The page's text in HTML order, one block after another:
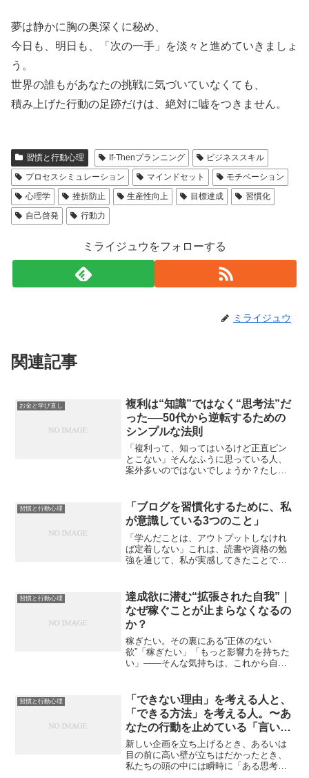
夢は静かに胸の奥深くに秘め、
今日も、明日も、「次の一手」を淡々と進めていきましょ
う。
世界の誰もがあなたの挑戦に気づいていなくても、
積み上げた行動の足跡だけは、絶対に嘘をつきません。
習慣と行動心理 If-Thenプランニング
ビジネススキル
プロセスシミュレーション
マインドセット
モチベーション
心理学
挫折防止 生産性向上 目標達成
習慣化
自己啓発
行動力
ミライジュウをフォローする
ミライジュウ
関連記事
お金と学び直し
複利は“知識”ではなく“思考法”だ
った──50代から逆転するための
シンプルな法則
「複利って、知ってはいるけど正直ピン
とこない」そんなふうに思っている人、
案外多いのではないでしょうか？たしか
教科書で見たことがある、あるいは聞い
たことがある、という人も...
習慣と行動心理
「ブログを習慣化するために、私
が意識している3つのこと」
「学んだことは、アウトプットしなけれ
ば定着しない」これは、読書や資格の勉
強を通じて、私が実感してきたことで
で、日々の読書を習慣にしています。ま
た、簿記2級・FP2級...
習慣と行動心理
達成欲に潜む“拡張された自我”｜
なぜ稼ぐことが止まらなくなるの
か？
稼ぎたい。その裏にある“正体のない
欲”「稼ぎたい」「もっと影響力を持ちた
い」——そんな気持ちは、これから自分
かの役に立ちたい、世の中を良くした
い。そういう“まっとうな理...
習慣と行動心理
「できない理由」を考える人と、
「できる方法」を考える人。〜あ
なたの行動を止めている「言い
訳」の正体を暴く〜
新しい企画を立ち上げるとき、あるいは
目の前に高い壁が立ちはだかったとき、
私たちの頭の中には瞬時に「ある思考」